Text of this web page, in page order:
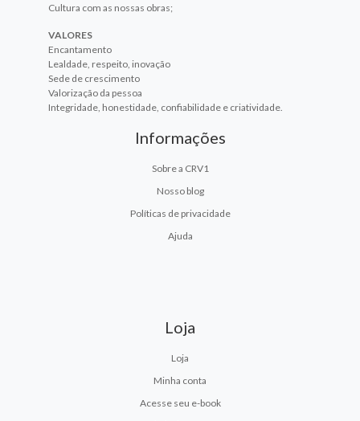
Cultura com as nossas obras;
VALORES
Encantamento
Lealdade, respeito, inovação
Sede de crescimento
Valorização da pessoa
Integridade, honestidade, confiabilidade e criatividade.
Informações
Sobre a CRV1
Nosso blog
Políticas de privacidade
Ajuda
Loja
Loja
Minha conta
Acesse seu e-book